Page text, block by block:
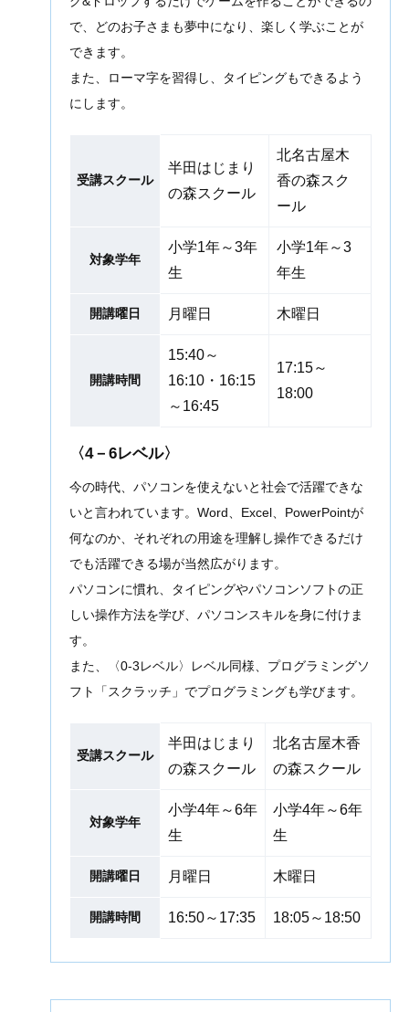
で、どのお子さまも夢中になり、楽しく学ぶことが
できます。
また、ローマ字を習得し、タイピングもできるよう
にします。
受講スクール
半田はじまり
の森スクール
北名古屋木
香の森スク
ール
対象学年
小学1年～3年
生
小学1年～3
年生
開講曜日 月曜日 木曜日
開講時間
15:40～
16:10・16:15
～16:45
17:15～
18:00
〈4－6レベル〉
今の時代、パソコンを使えないと社会で活躍できな
いと言われています。Word、Excel、PowerPointが
何なのか、それぞれの用途を理解し操作できるだけ
でも活躍できる場が当然広がります。
パソコンに慣れ、タイピングやパソコンソフトの正
しい操作方法を学び、パソコンスキルを身に付けま
す。
また、〈0-3レベル〉レベル同様、プログラミングソ
フト「スクラッチ」でプログラミングも学びます。
受講スクール
半田はじまり
の森スクール
北名古屋木香
の森スクール
対象学年
小学4年～6年
生
小学4年～6年
生
開講曜日 月曜日 木曜日
開講時間 16:50～17:35 18:05～18:50